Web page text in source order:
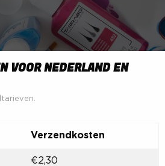
VOOR NEDERLAND EN
Verzendkosten
€2,30